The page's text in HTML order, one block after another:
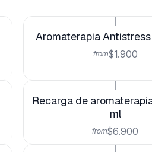
Aromaterapia
from$1.900
Recarga de
ml
from$6.900